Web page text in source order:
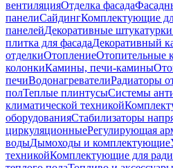
вентиляцияОтделка фасада
панелиСайдингКомплектующие
панелейДекоративные штукатурки
плитка для фасадаДекоративный
отделкиОтоплениеОтопительные
колонкиКамины, печи-камины
печиВодонагревателиРадиаторы
полТеплые плинтусыСистемы
климатической техникой
оборудованияСтабилизаторы
циркуляционныеРегулирующая
водыДымоходы и комплектующие
техникойКомплектующие для